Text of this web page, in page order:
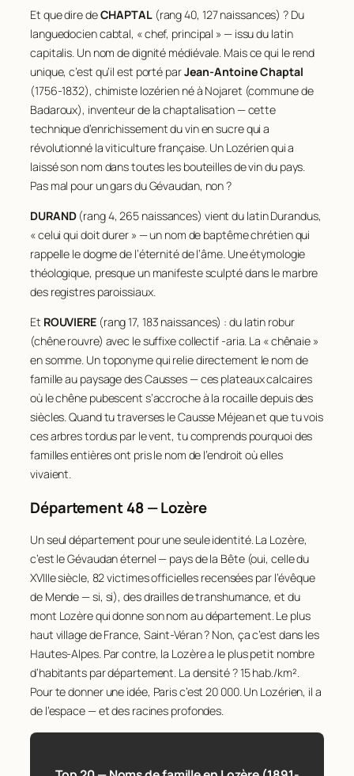
Et que dire deCHAPTAL(rang 40, 127 naissances) ? Du
languedociencabtal, « chef, principal » — issu du latin
capitalis. Un nom de dignité médiévale. Mais ce qui le rend
unique, c’est qu’il est porté parJean-Antoine Chaptal
(1756-1832), chimiste lozérien né à Nojaret (commune de
Badaroux), inventeur de la chaptalisation — cette
technique d’enrichissement du vin en sucre qui a
révolutionné la viticulture française. Un Lozérien qui a
laissé son nom dans toutes les bouteilles de vin du pays.
Pas mal pour un gars du Gévaudan, non ?
DURAND(rang 4, 265 naissances) vient du latinDurandus,
« celui qui doit durer » — un nom de baptême chrétien qui
rappelle le dogme de l’éternité de l’âme. Une étymologie
théologique, presque un manifeste sculpté dans le marbre
des registres paroissiaux.
Et ROUVIERE(rang 17, 183 naissances) : du latin robur
(chêne rouvre) avec le suffixe collectif-aria. La « chênaie »
en somme. Un toponyme qui relie directement le nom de
famille au paysage des Causses — ces plateaux calcaires
où le chêne pubescent s’accroche à la rocaille depuis des
siècles. Quand tu traverses le Causse Méjean et que tu vois
ces arbres tordus par le vent, tu comprends pourquoi des
familles entières ont pris le nom de l’endroit où elles
vivaient.
Département 48 — Lozère
Un seul département pour une seule identité. La Lozère,
c’est le Gévaudan éternel — pays de la Bête (oui, celle du
XVIIIe siècle, 82 victimes officielles recensées par l’évêque
de Mende — si, si), des drailles de transhumance, et du
mont Lozère qui donne son nom au département. Le plus
haut village de France, Saint-Véran ? Non, ça c’est dans les
Hautes-Alpes. Par contre, la Lozère a le plus petit nombre
d’habitants par département. La densité ? 15 hab./km².
Pour te donner une idée, Paris c’est 20 000. Un Lozérien, il a
de l’espace — et des racines profondes.